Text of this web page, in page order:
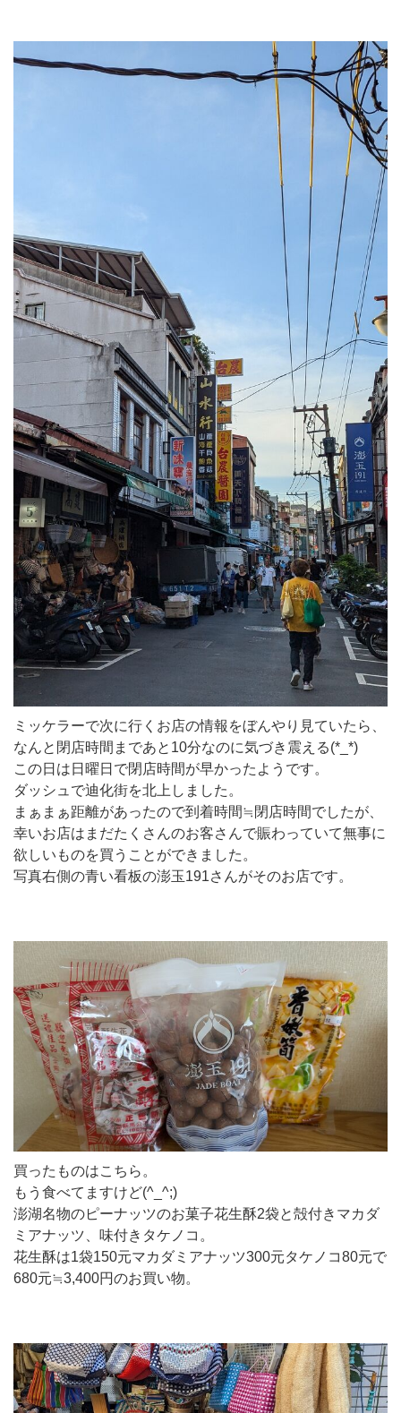
ミッケラーで次に行くお店の情報をぼんやり見ていたら、
なんと閉店時間まであと10分なのに気づき震える(*_*)
この日は日曜日で閉店時間が早かったようです。
ダッシュで迪化街を北上しました。
まぁまぁ距離があったので到着時間≒閉店時間でしたが、
幸いお店はまだたくさんのお客さんで賑わっていて無事に
欲しいものを買うことができました。
写真右側の青い看板の澎玉191さんがそのお店です。
買ったものはこちら。
もう食べてますけど(^_^;)
澎湖名物のピーナッツのお菓子花生酥2袋と殻付きマカダ
ミアナッツ、味付きタケノコ。
花生酥は1袋150元マカダミアナッツ300元タケノコ80元で
680元≒3,400円のお買い物。